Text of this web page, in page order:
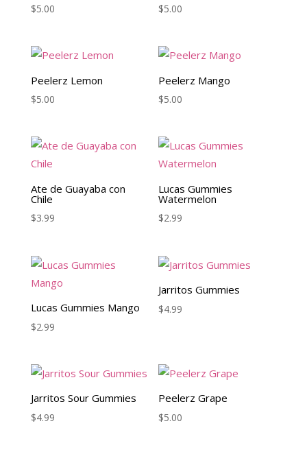
$5.00 $5.00
Peelerz Lemon
$5.00
Peelerz Mango
$5.00
Ate de Guayaba con
Chile
$3.99
Lucas Gummies
Watermelon
$2.99
Lucas Gummies Mango
$2.99
Jarritos Gummies
$4.99
Jarritos Sour Gummies
$4.99
Peelerz Grape
$5.00